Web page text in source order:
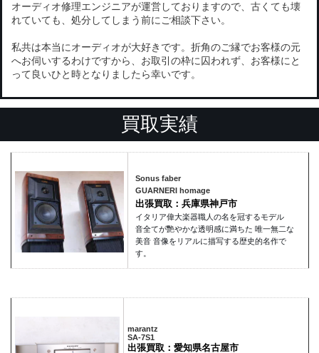
オーディオ修理エンジニアが運営しておりますので、古くても壊
れていても、処分してしまう前にご相談下さい。
私共は本当にオーディオが大好きです。折角のご縁でお客様の元
へお伺いするわけですから、お取引の枠に囚われず、お客様にと
って良いひと時となりましたら幸いです。
買取実績
Sonus faber
GUARNERI homage
出張買取：兵庫県神戸市
イタリア偉大楽器職人の名を冠するモデル
音全てが艷やかな透明感に満ちた 唯一無二な
美音 音像をリアルに描写する歴史的名作で
す。
marantz
SA-7S1
出張買取：愛知県名古屋市